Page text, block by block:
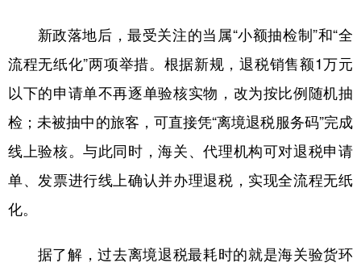
新政落地后，最受关注的当属“小额抽检制”和“全
流程无纸化”两项举措。根据新规，退税销售额1万元
以下的申请单不再逐单验核实物，改为按比例随机抽
检；未被抽中的旅客，可直接凭“离境退税服务码”完成
线上验核。与此同时，海关、代理机构可对退税申请
单、发票进行线上确认并办理退税，实现全流程无纸
化。
据了解，过去离境退税最耗时的就是海关验货环